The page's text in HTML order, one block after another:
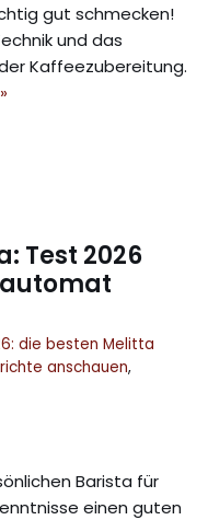
gut schmecken!
und das
Kaffeezubereitung.
Test 2026
die besten Melitta
anschauen,
Barista für
einen guten